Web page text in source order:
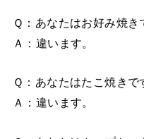
Ｑ：あなたはお好み焼き
Ａ：違います。
Ｑ：あなたはたこ焼きで
Ａ：違います。